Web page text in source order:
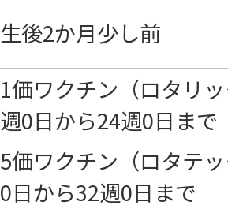
生後2か月少し前
1価ワクチン（ロタリ
週0日から24週0日まで
5価ワクチン（ロタテ
0日から32週0日まで